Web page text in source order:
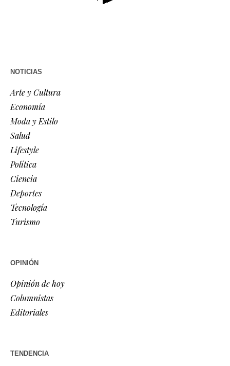
NOTICIAS
Arte y Cultura
Economía
Moda y Estilo
Salud
Lifestyle
Política
Ciencia
Deportes
Tecnología
Turismo
OPINIÓN
Opinión de hoy
Columnistas
Editoriales
TENDENCIA